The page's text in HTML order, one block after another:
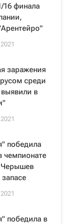
16 финала
заражения
среди
в
победила
чемпионате
Черышев
запасе
победила в